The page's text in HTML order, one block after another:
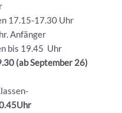
17.15-17.30 Uhr
Anfänger
bis 19.45 Uhr
(ab September 26)